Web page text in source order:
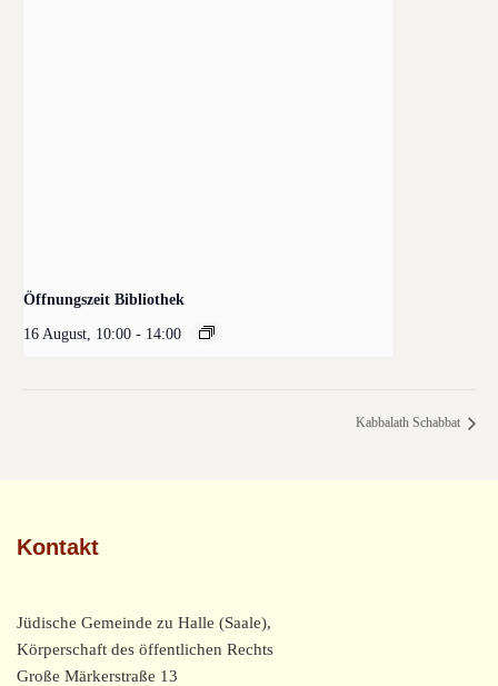
Öffnungszeit Bibliothek
16 August, 10:00 - 14:00
Kabbalath Schabbat
Kontakt
Jüdische Gemeinde zu Halle (Saale),
Körperschaft des öffentlichen Rechts
Große Märkerstraße 13